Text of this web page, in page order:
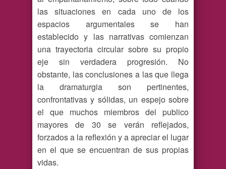
las situaciones en cada uno de los
espacios argumentales se han
establecido y las narrativas comienzan
una trayectoria circular sobre su propio
eje sin verdadera progresión. No
obstante, las conclusiones a las que llega
la dramaturgia son pertinentes,
confrontativas y sólidas, un espejo sobre
el que muchos miembros del publico
mayores de 30 se verán reflejados,
forzados a la reflexión y a apreciar el lugar
en el que se encuentran de sus propias
vidas.